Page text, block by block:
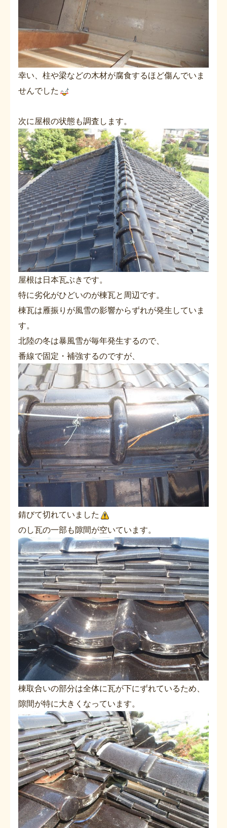
幸い、柱や梁などの木材が腐食するほど傷んでいま
せんでした
次に屋根の状態も調査します。
屋根は日本瓦ぶきです。
特に劣化がひどいのが棟瓦と周辺です。
棟瓦は雁振りが風雪の影響からずれが発生していま
す。
北陸の冬は暴風雪が毎年発生するので、
番線で固定・補強するのですが、
錆びて切れていました
のし瓦の一部も隙間が空いています。
棟取合いの部分は全体に瓦が下にずれているため、
隙間が特に大きくなっています。